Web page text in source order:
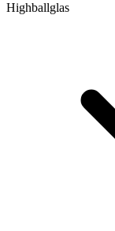
Highballglas